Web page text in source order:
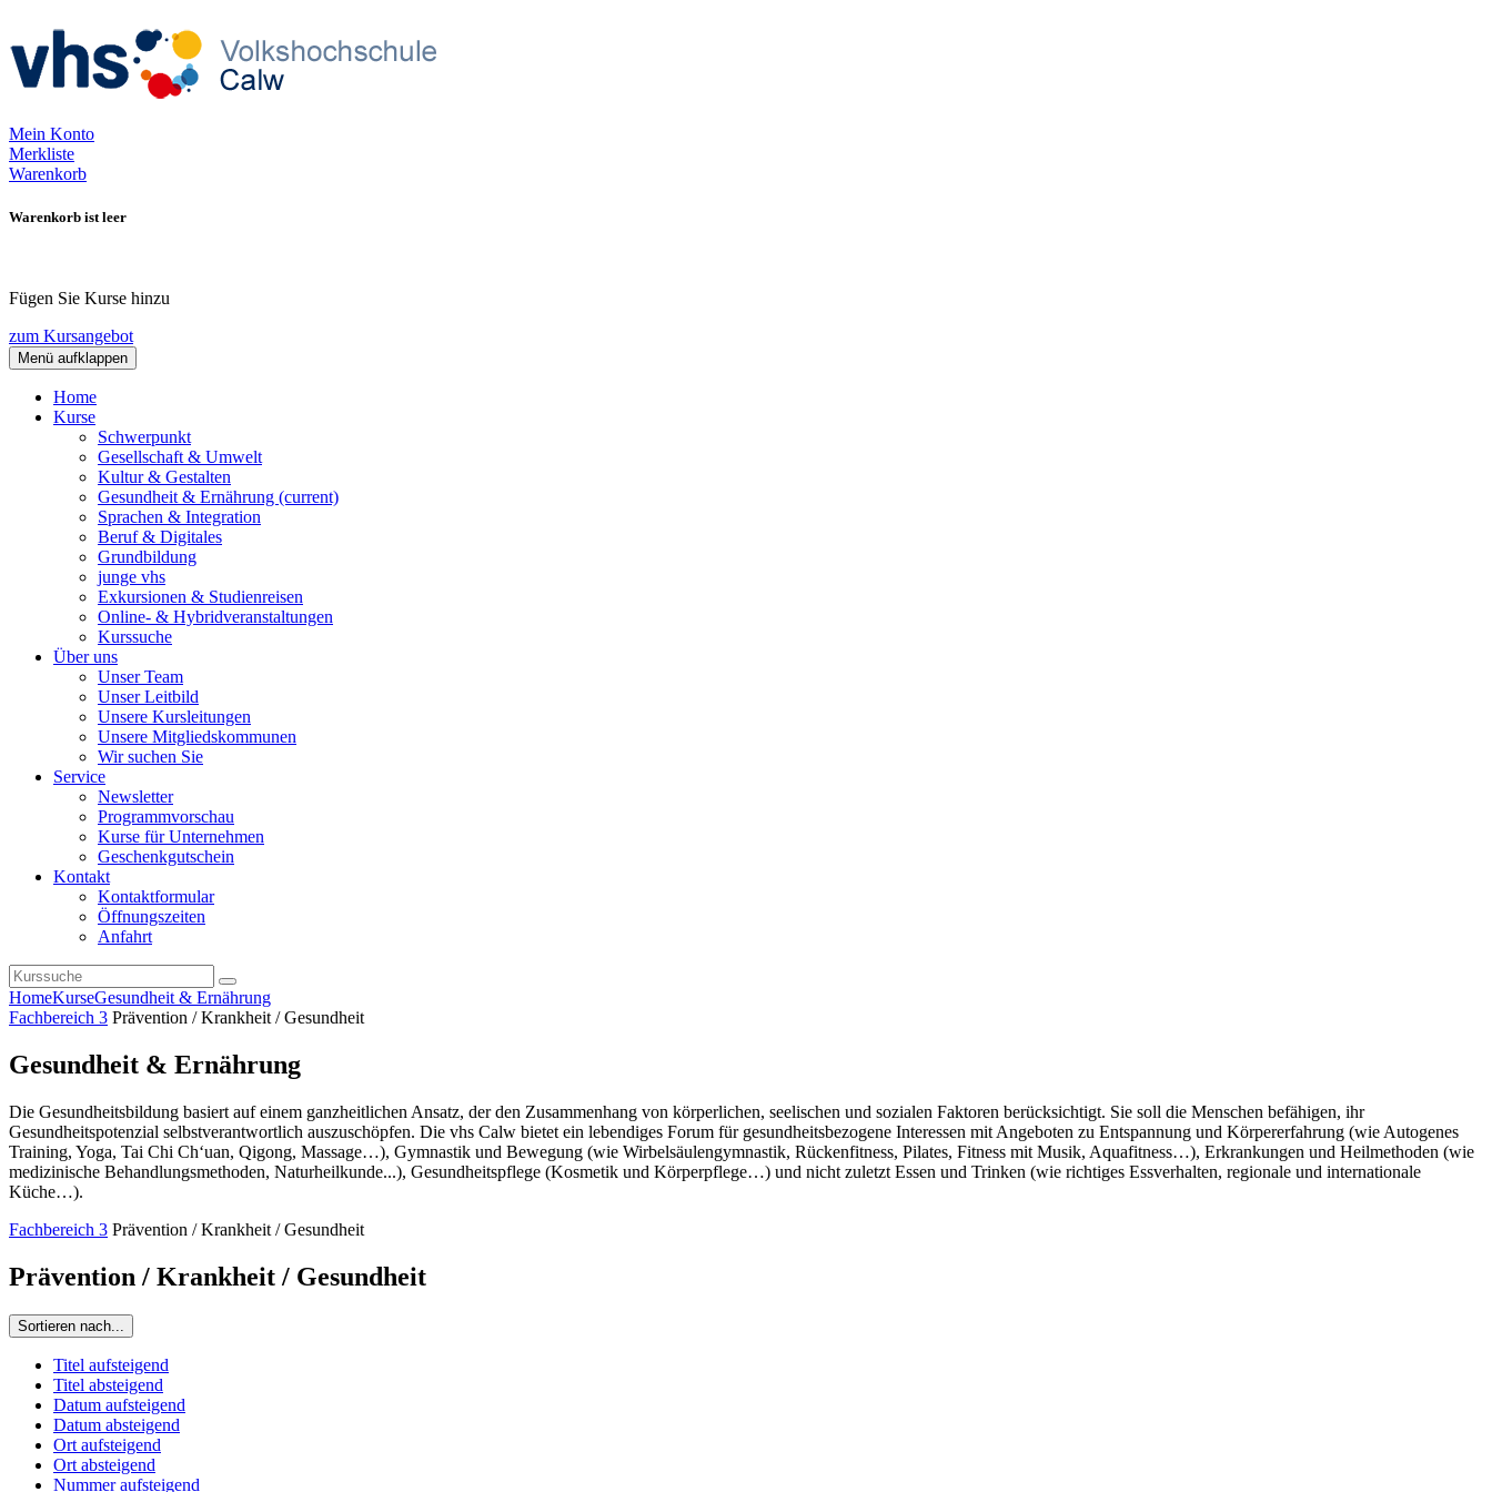
Mein Konto
Merkliste
Warenkorb
Warenkorb ist leer
Fügen Sie Kurse hinzu
zum Kursangebot
Menü aufklappen
Home
Kurse
Schwerpunkt
Gesellschaft & Umwelt
Kultur & Gestalten
Gesundheit & Ernährung (current)
Sprachen & Integration
Beruf & Digitales
Grundbildung
junge vhs
Exkursionen & Studienreisen
Online- & Hybridveranstaltungen
Kurssuche
Über uns
Unser Team
Unser Leitbild
Unsere Kursleitungen
Unsere Mitgliedskommunen
Wir suchen Sie
Service
Newsletter
Programmvorschau
Kurse für Unternehmen
Geschenkgutschein
Kontakt
Kontaktformular
Öffnungszeiten
Anfahrt
HomeKurseGesundheit & Ernährung
Fachbereich 3 Prävention / Krankheit / Gesundheit
Gesundheit & Ernährung
Die Gesundheitsbildung basiert auf einem ganzheitlichen Ansatz, der den Zusammenhang von körperlichen, seelischen und sozialen Faktoren berücksichtigt. Sie soll die Menschen befähigen, ihr
Gesundheitspotenzial selbstverantwortlich auszuschöpfen. Die vhs Calw bietet ein lebendiges Forum für gesundheitsbezogene Interessen mit Angeboten zu Entspannung und Körpererfahrung (wie Autogenes
Training, Yoga, Tai Chi Ch‘uan, Qigong, Massage…), Gymnastik und Bewegung (wie Wirbelsäulengymnastik, Rückenfitness, Pilates, Fitness mit Musik, Aquafitness…), Erkrankungen und Heilmethoden (wie
medizinische Behandlungsmethoden, Naturheilkunde...), Gesundheitspflege (Kosmetik und Körperpflege…) und nicht zuletzt Essen und Trinken (wie richtiges Essverhalten, regionale und internationale
Küche…).
Fachbereich 3 Prävention / Krankheit / Gesundheit
Prävention / Krankheit / Gesundheit
Sortieren nach...
Titel aufsteigend
Titel absteigend
Datum aufsteigend
Datum absteigend
Ort aufsteigend
Ort absteigend
Nummer aufsteigend